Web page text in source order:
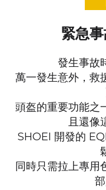
緊急
發生事故
萬一發生意外，救
頭盔的重要功能之
且還像
SHOEI 開發的
同時只需拉上專用